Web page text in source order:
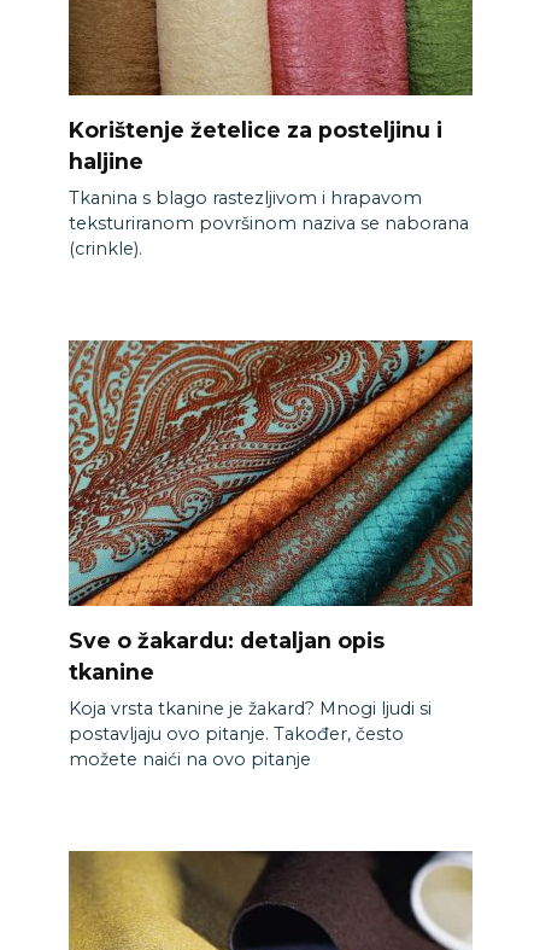
Korištenje žetelice za posteljinu i
haljine
Tkanina s blago rastezljivom i hrapavom
teksturiranom površinom naziva se naborana
(crinkle).
Sve o žakardu: detaljan opis
tkanine
Koja vrsta tkanine je žakard? Mnogi ljudi si
postavljaju ovo pitanje. Također, često
možete naići na ovo pitanje